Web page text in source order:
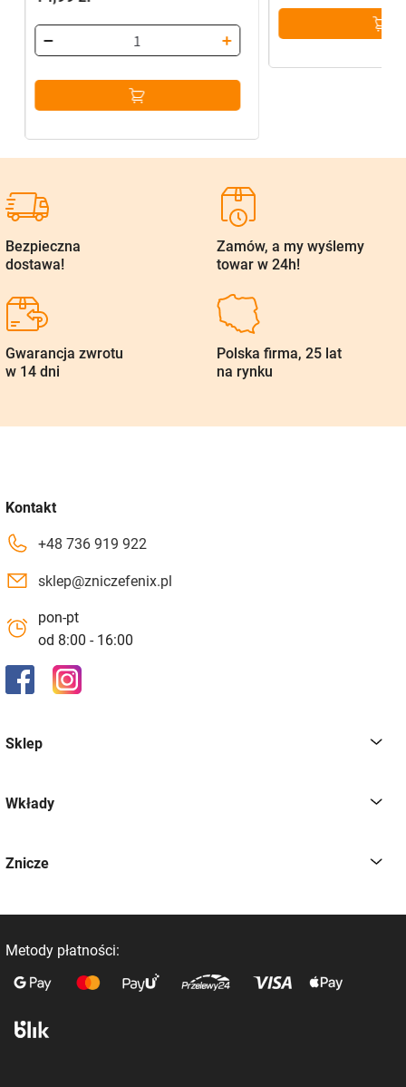
Bezpieczna
dostawa!
Zamów, a my wyślemy
towar w 24h!
Gwarancja zwrotu
w 14 dni
Polska firma, 25 lat
na rynku
Kontakt
+48 736 919 922
sklep@zniczefenix.pl
pon-pt
od 8:00 - 16:00
Sklep
Wkłady
Znicze
Metody płatności: